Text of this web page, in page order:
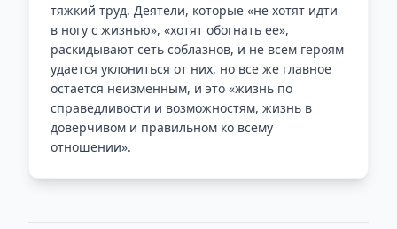
тяжкий труд. Деятели, которые «не хотят идти
в ногу с жизнью», «хотят обогнать ее»,
раскидывают сеть соблазнов, и не всем героям
удается уклониться от них, но все же главное
остается неизменным, и это «жизнь по
справедливости и возможностям, жизнь в
доверчивом и правильном ко всему
отношении».